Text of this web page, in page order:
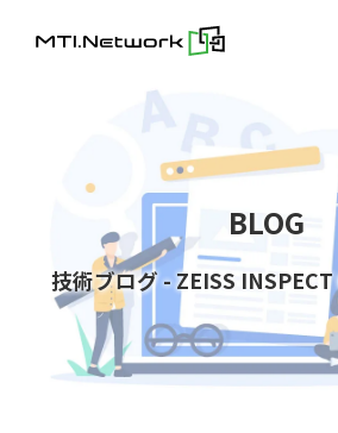
BLOG
技術ブログ-ZEISS